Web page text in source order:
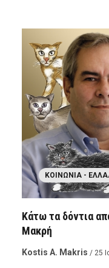
ΚΟΙΝΩΝΊΑ -
Κάτω τα δόντια
Μακρή
Kostis A. Makris / 25